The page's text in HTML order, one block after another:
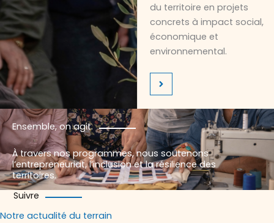
Ensemble, on agit.
À travers nos programmes, nous soutenons
l’entrepreneuriat, l’inclusion et la résilience des
territoires.
du territoire en projets
concrets à impact social,
économique et
environnemental.
Suivre
Notre actualité du terrain